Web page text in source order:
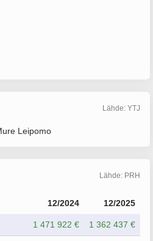
Lähde: YTJ
Leipomo
Lähde: PRH
12/2024 12/2025
1 471 922 € 1 362 437 €